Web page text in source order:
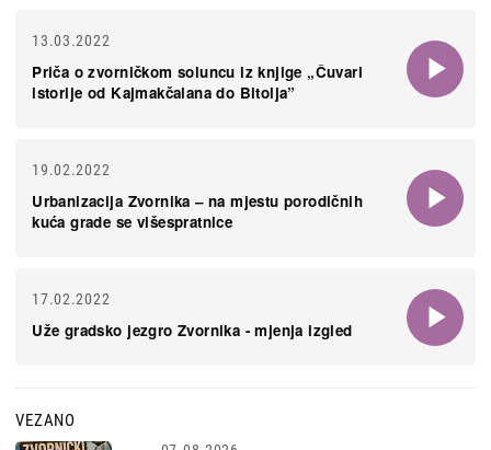
13.03.2022
Priča o zvorničkom soluncu iz knjige „Čuvari
istorije od Kajmakčalana do Bitolja”
19.02.2022
Urbanizacija Zvornika – na mjestu porodičnih
kuća grade se višespratnice
17.02.2022
Uže gradsko jezgro Zvornika - mjenja izgled
VEZANO